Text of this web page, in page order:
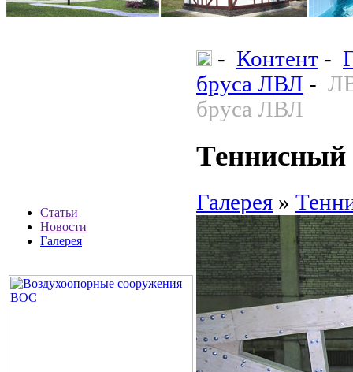
Статьи
Новости
Галерея
- Контент -
бруса ЛВЛ -
бруса ЛВЛ
Теннисный
Галерея »